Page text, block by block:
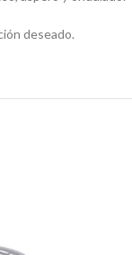
deseado.